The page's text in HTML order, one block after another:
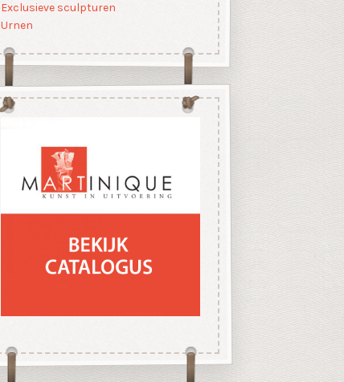
Exclusieve sculpturen
Urnen